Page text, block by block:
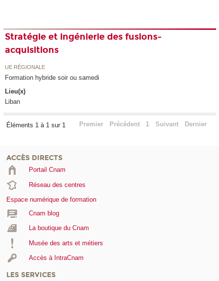
Stratégie et ingénierie des fusions-
acquisitions
UE RÉGIONALE
Formation hybride soir ou samedi
Lieu(x)
Liban
Éléments 1 à 1 sur 1 Premier Précédent 1 Suivant Dernier
ACCÈS DIRECTS
Portail Cnam
Réseau des centres
Espace numérique de formation
Cnam blog
La boutique du Cnam
Musée des arts et métiers
Accès à IntraCnam
LES SERVICES